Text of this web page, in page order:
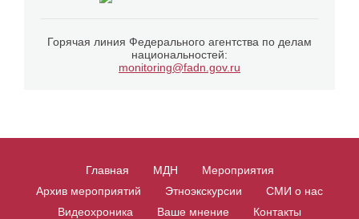
Горячая линия Федерального агентства по делам
национальностей:
monitoring@fadn.gov.ru
Главная МДН
Мероприятия
Архив мероприятий
Этноэкскурсии
СМИ о нас
Видеохроника
Ваше мнение Контакты